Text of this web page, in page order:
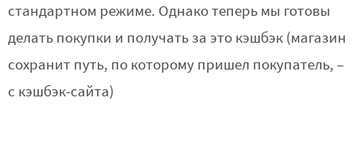
стандартном режиме. Однако теперь мы готовы
делать покупки и получать за это кэшбэк (магазин
сохранит путь, по которому пришел покупатель, –
с кэшбэк-сайта)